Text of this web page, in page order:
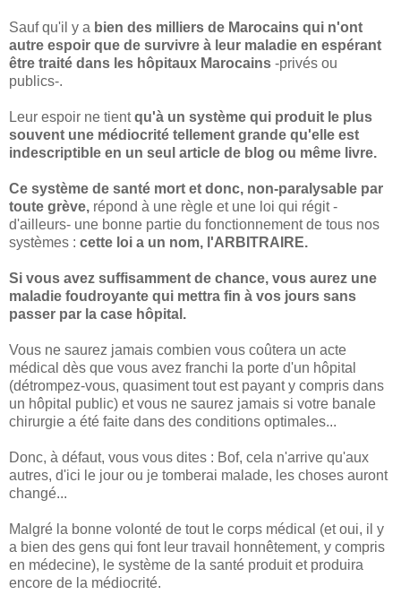
Sauf qu'il y a bien des milliers de Marocains qui n'ont
autre espoir que de survivre à leur maladie en espérant
être traité dans les hôpitaux Marocains -privés ou
publics-.
Leur espoir ne tientqu'à un système qui produit le plus
souvent une médiocrité tellement grande qu'elle est
indescriptible en un seul article de blog ou même livre.
Ce système de santé mort et donc, non-paralysable par
toute grève, répond à une règle et une loi qui régit -
d'ailleurs- une bonne partie du fonctionnement de tous nos
systèmes : cette loi a un nom, l'ARBITRAIRE.
Si vous avez suffisamment de chance, vous aurez une
maladie foudroyante qui mettra fin à vos jours sans
passer par la case hôpital.
Vous ne saurez jamais combien vous coûtera un acte
médical dès que vous avez franchi la porte d'un hôpital
(détrompez-vous, quasiment tout est payant y compris dans
un hôpital public) et vous ne saurez jamais si votre banale
chirurgie a été faite dans des conditions optimales...
Donc, à défaut, vous vous dites : Bof, cela n'arrive qu'aux
autres, d'ici le jour ou je tomberai malade, les choses auront
changé...
Malgré la bonne volonté de tout le corps médical (et oui, il y
a bien des gens qui font leur travail honnêtement, y compris
en médecine), le système de la santé produit et produira
encore de la médiocrité.